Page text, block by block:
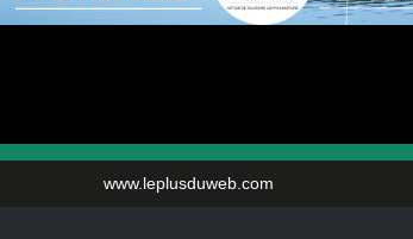
www.leplusduweb.com